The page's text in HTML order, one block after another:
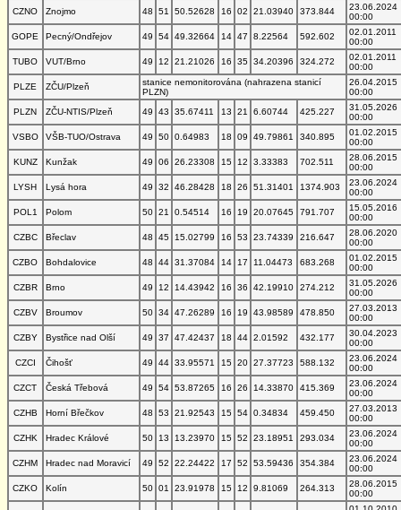
CZNO
Znojmo 48 51 50.52628 16 02 21.03940 373.844
23.06.2024
00:00
GOPE
Pecný/Ondřejov 49 54 49.32664 14 47 8.22564 592.602
02.01.2011
00:00
TUBO
VUT/Brno 49 12 21.21026 16 35 34.20396 324.272
02.01.2011
00:00
PLZE
ZČU/Plzeň
stanice nemonitorována (nahrazena stanicí
PLZN)
26.04.2015
00:00
PLZN
ZČU-NTIS/Plzeň 49 43 35.67411 13 21 6.60744 425.227
31.05.2026
00:00
VSBO
VŠB-TUO/Ostrava 49 50 0.64983 18 09 49.79861 340.895
01.02.2015
00:00
KUNZ
Kunžak 49 06 26.23308 15 12 3.33383 702.511
28.06.2015
00:00
LYSH
Lysá hora 49 32 46.28428 18 26 51.31401 1374.903
23.06.2024
00:00
POL1
Polom 50 21 0.54514 16 19 20.07645 791.707
15.05.2016
00:00
CZBC
Břeclav 48 45 15.02799 16 53 23.74339 216.647
28.06.2020
00:00
CZBO
Bohdalovice 48 44 31.37084 14 17 11.04473 683.268
01.02.2015
00:00
CZBR
Brno 49 12 14.43942 16 36 42.19910 274.212
31.05.2026
00:00
CZBV
Broumov 50 34 47.26289 16 19 43.98589 478.850
27.03.2013
00:00
CZBY
Bystřice nad Olší 49 37 47.42437 18 44 2.01592 432.177
30.04.2023
00:00
CZCI
Čihošť 49 44 33.95571 15 20 27.37723 588.132
23.06.2024
00:00
CZCT
Česká Třebová 49 54 53.87265 16 26 14.33870 415.369
23.06.2024
00:00
CZHB
Horní Břečkov 48 53 21.92543 15 54 0.34834 459.450
27.03.2013
00:00
CZHK
Hradec Králové 50 13 13.23970 15 52 23.18951 293.034
23.06.2024
00:00
CZHM
Hradec nad Moravicí 49 52 22.24422 17 52 53.59436 354.384
23.06.2024
00:00
CZKO
Kolín 50 01 23.91978 15 12 9.81069 264.313
28.06.2015
00:00